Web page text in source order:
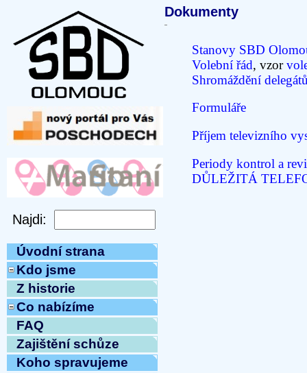
Úvodní strana
Kdo jsme
Z historie
Co nabízíme
FAQ
Zajištění schůze
Koho spravujeme
Dokumenty
Stanovy SBD
Volební řád, vzor
Shromáždění
Formuláře
Příjem televizního
Periody kontrol a
DŮLEŽITÁ